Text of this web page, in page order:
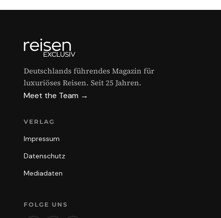
Deutschlands führendes Magazin für
luxuriöses Reisen. Seit 25 Jahren.
Meet the Team →
VERLAG
Impressum
Datenschutz
Mediadaten
FOLGE UNS